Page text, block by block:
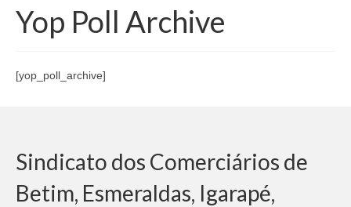
O Sindicato
Esporte e Cultura
Jurídico
Yop Poll Archive
[yop_poll_archive]
Sindicato dos Comerciários de
Betim, Esmeraldas, Igarapé,